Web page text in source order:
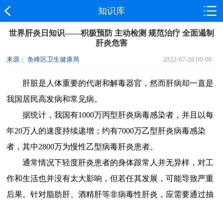
知识库
世界肝炎日知识——积极预防 主动检测 规范治疗 全面遏制
肝炎危害
来源： 鱼峰区卫生健康局 2022-07-28 09:00
肝脏是人体重要的代谢和解毒器官，然而肝病却一直是
我国居民高发病和常见病。
据统计，我国有1000万丙型肝炎病毒感染者，并且以每
年20万人的速度持续递增；约有7000万乙型肝炎病毒感染
者，其中2800万为慢性乙型病毒肝炎患者。
通常情况下轻度肝炎患者的身体跟常人并无异样，对工
作和生活也并没有太大影响，但若任其发展，可能导致严重
后果。针对脂肪肝、酒精肝等非病毒性肝炎，应需要通过抽